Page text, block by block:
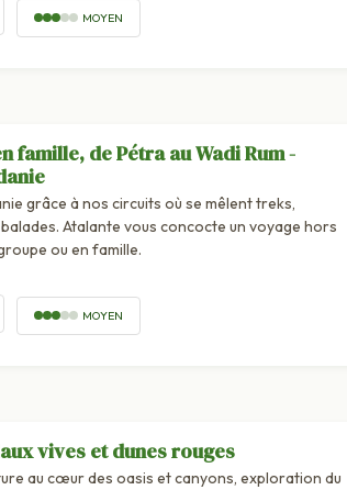
MOYEN
famille, de Pétra au Wadi Rum -
grâce à nos circuits où se mêlent treks,
Atalante vous concocte un voyage hors
ou en famille.
MOYEN
vives et dunes rouges
au cœur des oasis et canyons, exploration du